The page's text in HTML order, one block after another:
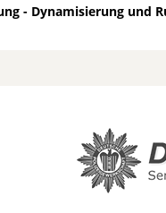
- Dynamisierung und